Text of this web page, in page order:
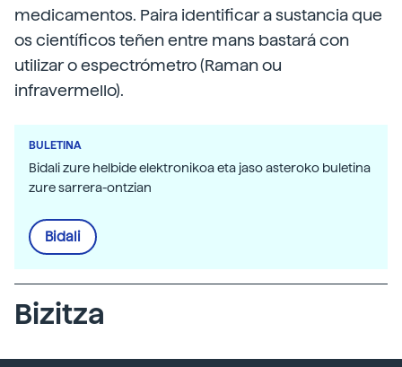
medicamentos. Paira identificar a sustancia que
os científicos teñen entre mans bastará con
utilizar o espectrómetro (Raman ou
infravermello).
BULETINA
Bidali zure helbide elektronikoa eta jaso asteroko buletina
zure sarrera-ontzian
Bidali
Bizitza